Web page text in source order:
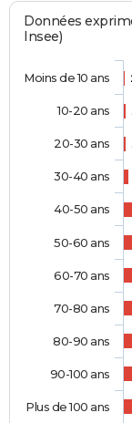
Données
Insee)
Moins de 10 ans
10-20 ans
20-30 ans
30-40 ans
40-50 ans
50-60 ans
60-70 ans
70-80 ans
80-90 ans
90-100 ans
Plus de 100 ans